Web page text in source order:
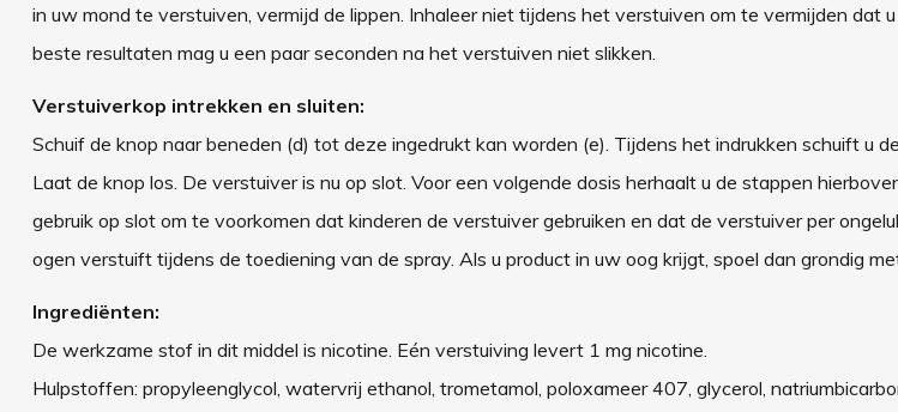
in uw mond te verstuiven, vermijd de lippen. Inhaleer niet tijdens het verstuiven om te vermijden dat
beste resultaten mag u een paar seconden na het verstuiven niet slikken.
Verstuiverkop intrekken en sluiten:
Schuif de knop naar beneden (d) tot deze ingedrukt kan worden (e). Tijdens het indrukken schuift u
Laat de knop los. De verstuiver is nu op slot. Voor een volgende dosis herhaalt u de stappen
gebruik op slot om te voorkomen dat kinderen de verstuiver gebruiken en dat de verstuiver per
ogen verstuift tijdens de toediening van de spray. Als u product in uw oog krijgt, spoel dan grondig
Ingrediënten:
De werkzame stof in dit middel is nicotine. Eén verstuiving levert 1 mg nicotine.
Hulpstoffen: propyleenglycol, watervrij ethanol, trometamol, poloxameer 407, glycerol,